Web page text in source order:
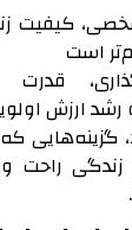
کیفیت
است
قدرت
ارزش
گزینه‌هایی
راحت